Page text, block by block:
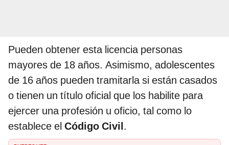
Pueden obtener esta licencia personas
mayores de 18 años. Asimismo, adolescentes
de 16 años pueden tramitarla si están casados
o tienen un título oficial que los habilite para
ejercer una profesión u oficio, tal como lo
establece el Código Civil.